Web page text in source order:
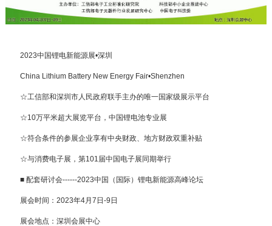
2023中国锂电新能源展•深圳
China Lithium Battery New Energy Fair•Shenzhen
☆工信部和深圳市人民政府联手主办的唯一国家级展示平台
☆10万平米超大展览平台，中国锂电池专业展
☆符合条件的参展企业享有中央财政、地方财政双重补贴
☆与消费电子展，第101届中国电子展同期举行
■ 配套研讨会------2023中国（国际）锂电新能源高峰论坛
展会时间：2023年4月7日-9日
展会地点：深圳会展中心